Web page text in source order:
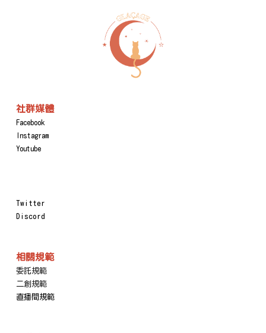
社群媒體
Facebook
Instagram
Youtube
Twitter
Discord
相關規範
委託規範
二創規範
直播間規範